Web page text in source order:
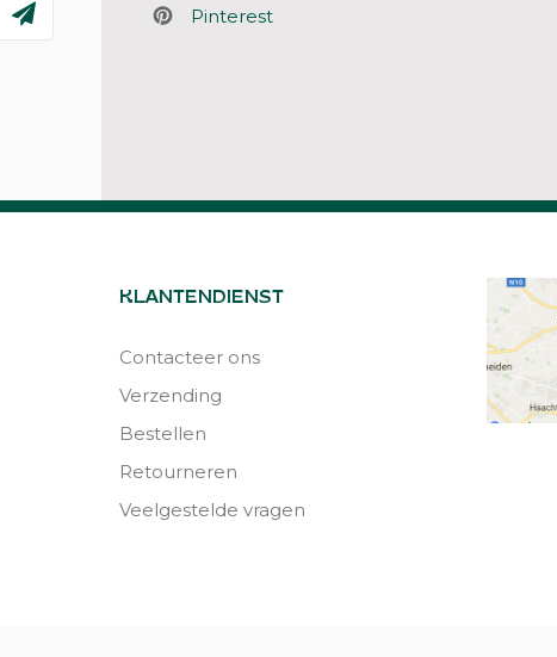
Pinterest
KLANTENDIENST
Contacteer ons
Verzending
Bestellen
Retourneren
Veelgestelde vragen